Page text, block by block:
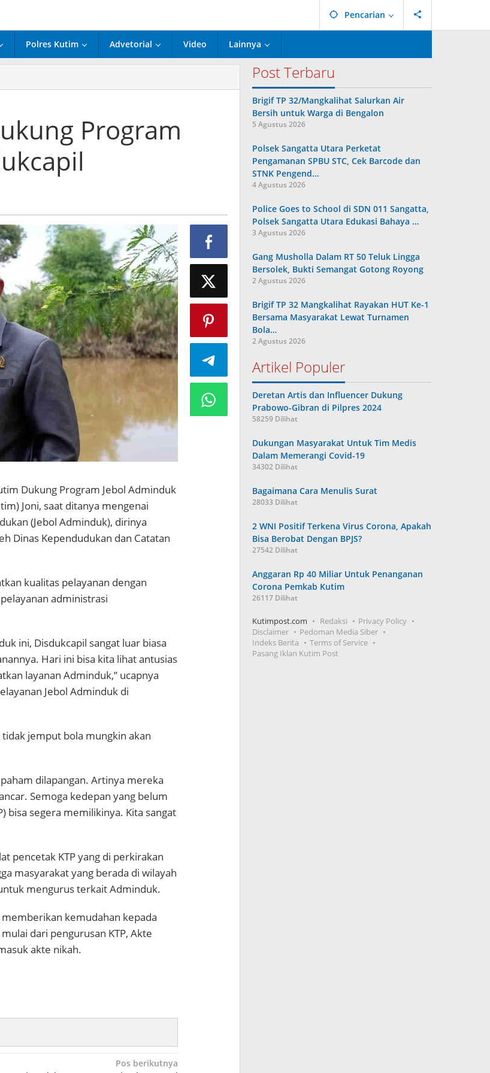
Pencarian
Polres Kutim Advetorial Video Lainnya
Program
Dukung Program Jebol Adminduk
Joni, saat ditanya mengenai
(Jebol Adminduk), dirinya
Dinas Kependudukan dan Catatan
kualitas pelayanan dengan
administrasi
ini, Disdukcapil sangat luar biasa
Hari ini bisa kita lihat antusias
layanan Adminduk,” ucapnya
Jebol Adminduk di
jemput bola mungkin akan
dilapangan. Artinya mereka
Semoga kedepan yang belum
bisa segera memilikinya. Kita sangat
pencetak KTP yang di perkirakan
masyarakat yang berada di wilayah
mengurus terkait Adminduk.
kemudahan kepada
dari pengurusan KTP, Akte
akte nikah.
Pos berikutnya
Post Terbaru
Brigif TP 32/Mangkalihat Salurkan Air
Bersih untuk Warga di Bengalon
5 Agustus 2026
Polsek Sangatta Utara Perketat
Pengamanan SPBU STC, Cek Barcode dan
STNK Pengend…
4 Agustus 2026
Police Goes to School di SDN 011 Sangatta,
Polsek Sangatta Utara Edukasi Bahaya …
3 Agustus 2026
Gang Musholla Dalam RT 50 Teluk Lingga
Bersolek, Bukti Semangat Gotong Royong
2 Agustus 2026
Brigif TP 32 Mangkalihat Rayakan HUT Ke-1
Bersama Masyarakat Lewat Turnamen
Bola…
2 Agustus 2026
Artikel Populer
Deretan Artis dan Influencer Dukung
Prabowo-Gibran di Pilpres 2024
58259 Dilihat
Dukungan Masyarakat Untuk Tim Medis
Dalam Memerangi Covid-19
34302 Dilihat
Bagaimana Cara Menulis Surat
28033 Dilihat
2 WNI Positif Terkena Virus Corona, Apakah
Bisa Berobat Dengan BPJS?
27542 Dilihat
Anggaran Rp 40 Miliar Untuk Penanganan
Corona Pemkab Kutim
26117 Dilihat
Kutimpost.com Redaksi
Privacy Policy
Disclaimer
Pedoman Media Siber
Indeks Berita
Terms of Service
Pasang Iklan Kutim Post